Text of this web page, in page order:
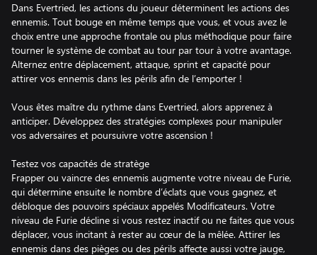
Dans Evertried, les actions du joueur déterminent les actions des
ennemis. Tout bouge en même temps que vous, et vous avez le
choix entre une approche frontale ou plus méthodique pour faire
tourner le système de combat au tour par tour à votre avantage.
Alternez entre déplacement, attaque, sprint et capacité pour
attirer vos ennemis dans les périls afin de l’emporter !
Vous êtes maître du rythme dans Evertried, alors apprenez à
anticiper. Développez des stratégies complexes pour manipuler
vos adversaires et poursuivre votre ascension !
Testez vos capacités de stratège
Frapper ou vaincre des ennemis augmente votre niveau de Furie,
qui détermine ensuite le nombre d’éclats que vous gagnez, et
débloque des pouvoirs spéciaux appelés Modificateurs. Votre
niveau de Furie décline si vous restez inactif ou ne faites que vous
déplacer, vous incitant à rester au cœur de la mêlée. Attirer les
ennemis dans des pièges ou des périls affecte aussi votre jauge,